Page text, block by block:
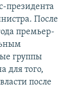
президента
После
премьер-
группы
для того,
после